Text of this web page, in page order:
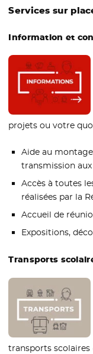
Services sur
Information et
projets ou votre
Aide au
transmission
Accès à toutes
réalisées par la
Accueil de
Expositions,
Transports
transports scolaires